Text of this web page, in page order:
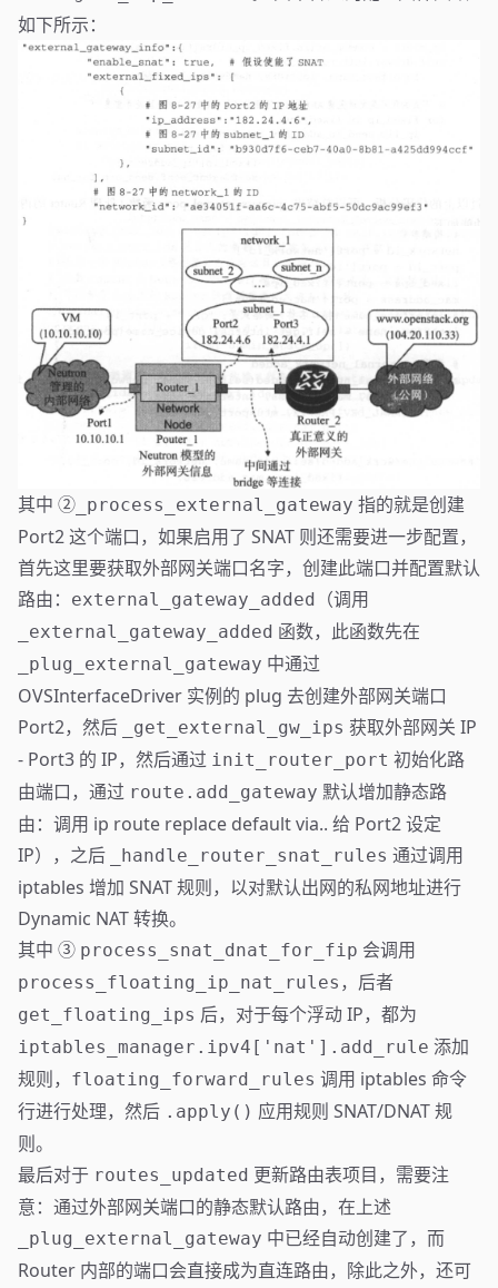
如下所示：
其中 ② _process_external_gateway 指的就是创建
Port2 这个端口，如果启用了 SNAT 则还需要进一步配置，
首先这里要获取外部网关端口名字，创建此端口并配置默认
路由：
external_gateway_added （调用
_external_gateway_added 函数，此函数先在
_plug_external_gateway 中通过
OVSInterfaceDriver 实例的 plug 去创建外部网关端口
Port2，然后
_get_external_gw_ips 获取外部网关 IP
- Port3 的 IP，然后通过 init_router_port 初始化路
由端口，通过 route.add_gateway 默认增加静态路
由：调用 ip route replace default via.. 给 Port2 设定
IP），之后
_handle_router_snat_rules 通过调用
iptables 增加 SNAT 规则，以对默认出网的私网地址进行
Dynamic NAT 转换。
其中 ③ process_snat_dnat_for_fip 会调用
process_floating_ip_nat_rules ，后者
get_floating_ips 后，对于每个浮动 IP，都为
iptables_manager.ipv4['nat'].add_rule 添加
规则， floating_forward_rules 调用 iptables 命令
行进行处理，然后 .apply() 应用规则 SNAT/DNAT 规
则。
最后对于 routes_updated 更新路由表项目，需要注
意：通过外部网关端口的静态默认路由，在上述
_plug_external_gateway 中已经自动创建了，而
Router 内部的端口会直接成为直连路由，除此之外，还可